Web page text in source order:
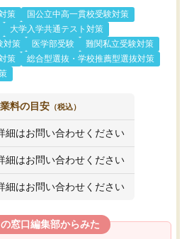
策
国公立中高一貫校受験対策
大学入学共通テスト対策
対策
医学部受験
難関私立受験対策
策
総合型選抜・学校推薦型選抜対策
料の目安 （税込）
細はお問い合わせください
細はお問い合わせください
細はお問い合わせください
窓口編集部からみた